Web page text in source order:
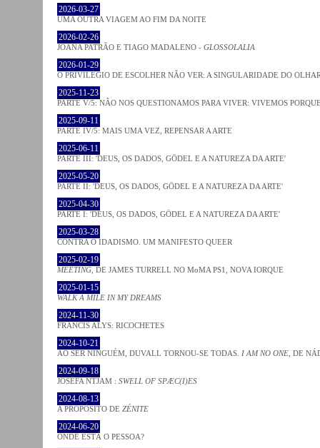
2026-03-27
UMA OUTRA VIAGEM AO FIM DA NOITE
2026-02-26
JOANA PATRÃO E TIAGO MADALENO - GLOSSOLALIA
2026-01-29
O PRIVILÉGIO DE ESCOLHER NÃO VER: A SINGULARIDADE DO
2025-11-23
PARTE V/5: NÃO NOS QUESTIONAMOS PARA VIVER: VIVEMOS
2025-09-11
PARTE IV/5: MAIS UMA VEZ, REPENSAR A ARTE
2025-06-11
PARTE III: 'DEUS, OS DADOS, GÖDEL E A NATUREZA DA ARTE'
2025-05-20
PARTE II: 'DEUS, OS DADOS, GÖDEL E A NATUREZA DA ARTE'
2025-04-30
PARTE I: 'DEUS, OS DADOS, GÖDEL E A NATUREZA DA ARTE'
2025-03-28
CONTRA O IDADISMO. UM MANIFESTO QUEER
2025-02-19
MEETING , DE JAMES TURRELL NO MoMA PS1, NOVA IORQUE
2025-01-15
WALK A MILE IN MY DREAMS
2024-11-30
FRANCIS ALYS: RICOCHETES
2024-10-21
AO SER NINGUÉM, DUVALL TORNOU-SE TODAS. I AM NO ONE , DE
2024-09-18
JOSÈFA NTJAM : SWELL OF SPÆC(I)ES
2024-08-13
A PROPÓSITO DE ZÉNITE
2024-06-20
ONDE ESTÁ O PESSOA?